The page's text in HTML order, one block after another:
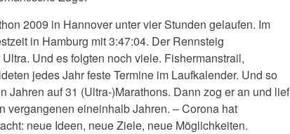
2009 in Hannover unter vier Stunden gelaufen. Im
in Hamburg mit 3:47:04. Der Rennsteig
Und es folgten noch viele. Fishermanstrail,
jedes Jahr feste Termine im Laufkalender. Und so
Jahren auf 31 (Ultra-)Marathons. Dann zog er an und lief
vergangenen eineinhalb Jahren. – Corona hat
neue Ideen, neue Ziele, neue Möglichkeiten.